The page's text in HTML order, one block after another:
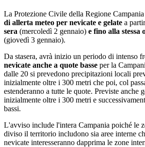
La Protezione Civile della Regione Campania
di allerta meteo per nevicate e gelate a
sera (mercoledì 2 gennaio) e fino alla stessa
(giovedì 3 gennaio).
Da stasera, avrà inizio un periodo di intenso
nevicate anche a quote basse per la
dalle 20 si prevedono precipitazioni locali
inizialmente oltre i 300 metri che poi, col
estenderanno a tutte le quote. Previste anche
inizialmente oltre i 300 metri e
bassi.
L'avviso include l'intera Campania poiché le
diviso il territorio includono sia aree interne
nevicate interesseranno dapprima le zone